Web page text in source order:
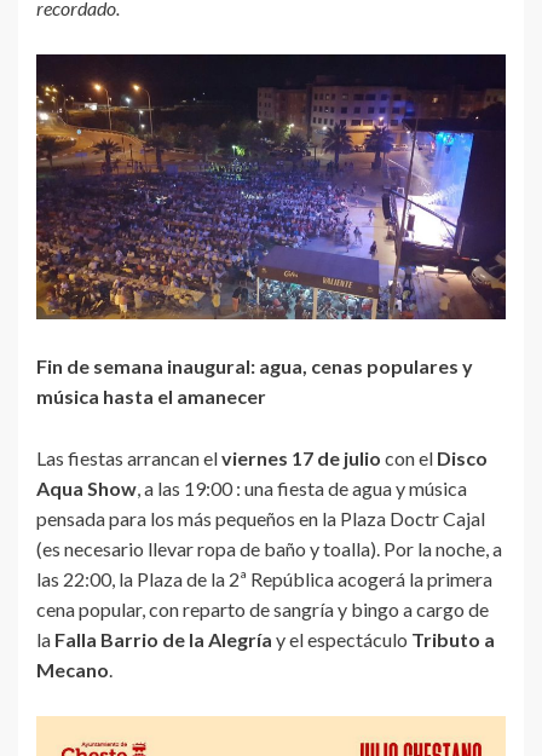
recordado.
Fin de semana inaugural: agua, cenas populares y
música hasta el amanecer
Las fiestas arrancan elviernes 17 de julio con el Disco
Aqua Show , a las 19:00 : una fiesta de agua y música
pensada para los más pequeños en la Plaza Doctr Cajal
(es necesario llevar ropa de baño y toalla). Por la noche, a
las 22:00, la Plaza de la 2ª República acogerá la primera
cena popular, con reparto de sangría y bingo a cargo de
la Falla Barrio de la Alegría y el espectáculo Tributo a
Mecano